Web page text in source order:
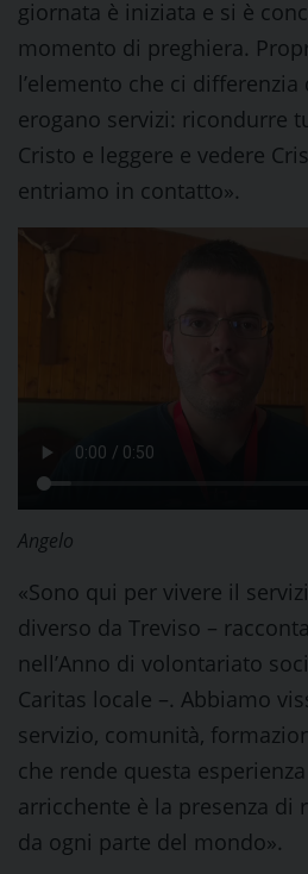
giornata è iniziata e si è
momento di preghiera.
l’elemento che ci
erogano servizi: ricondurre
Cristo e leggere e vedere
entriamo in contatto».
Angelo
«Sono qui per vivere il
diverso da Treviso – racconta
nell’Anno di volontariato
Caritas locale –. Abbiamo
servizio, comunità,
che rende questa
arricchente è la presenza di
da ogni parte del mondo».